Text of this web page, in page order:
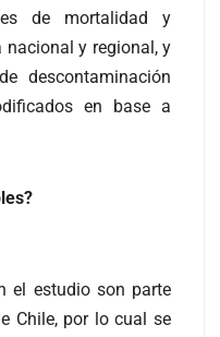
de mortalidad y
y regional, y
descontaminación
en base a
el estudio son parte
Chile, por lo cual se